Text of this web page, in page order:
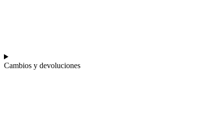
Cambios y devoluciones